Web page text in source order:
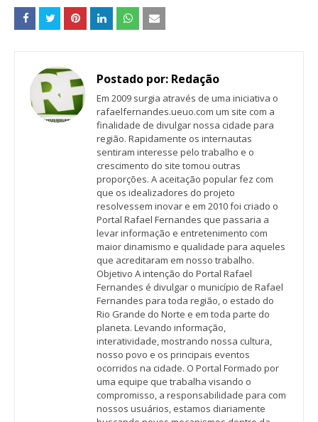
Postado por: Redação
Em 2009 surgia através de uma iniciativa o
rafaelfernandes.ueuo.com um site com a
finalidade de divulgar nossa cidade para
região. Rapidamente os internautas
sentiram interesse pelo trabalho e o
crescimento do site tomou outras
proporções. A aceitação popular fez com
que os idealizadores do projeto
resolvessem inovar e em 2010 foi criado o
Portal Rafael Fernandes que passaria a
levar informação e entretenimento com
maior dinamismo e qualidade para aqueles
que acreditaram em nosso trabalho.
Objetivo A intenção do Portal Rafael
Fernandes é divulgar o município de Rafael
Fernandes para toda região, o estado do
Rio Grande do Norte e em toda parte do
planeta. Levando informação,
interatividade, mostrando nossa cultura,
nosso povo e os principais eventos
ocorridos na cidade. O Portal Formado por
uma equipe que trabalha visando o
compromisso, a responsabilidade para com
nossos usuários, estamos diariamente